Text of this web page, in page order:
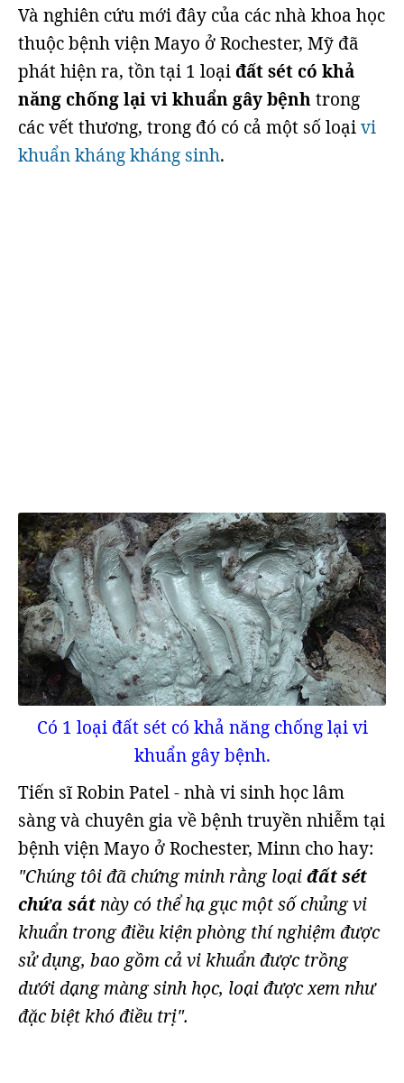
Và nghiên cứu mới đây của các nhà khoa học
thuộc bệnh viện Mayo ở Rochester, Mỹ đã
phát hiện ra, tồn tại 1 loạiđất sét có khả
năng chống lại vi khuẩn gây bệnhtrong
các vết thương, trong đó có cả một số loạivi
khuẩn kháng kháng sinh.
Có 1 loại đất sét có khả năng chống lại vi
khuẩn gây bệnh.
Tiến sĩ Robin Patel - nhà vi sinh học lâm
sàng và chuyên gia về bệnh truyền nhiễm tại
bệnh viện Mayo ở Rochester, Minn cho hay:
"Chúng tôi đã chứng minh rằng loạiđất sét
chứa sắt này có thể hạ gục một số chủng vi
khuẩn trong điều kiện phòng thí nghiệm được
sử dụng, bao gồm cả vi khuẩn được trồng
dưới dạng màng sinh học, loại được xem như
đặc biệt khó điều trị".